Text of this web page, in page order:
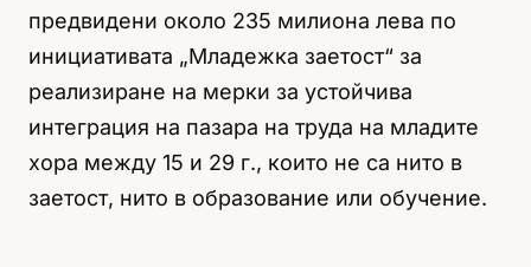
предвидени около 235 милиона лева по
инициативата „Младежка заетост“ за
реализиране на мерки за устойчива
интеграция на пазара на труда на младите
хора между 15 и 29 г., които не са нито в
заетост, нито в образование или обучение.